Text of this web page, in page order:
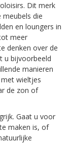
Dit merk
die
en loungers in
meer
denken over de
u bijvoorbeeld
manieren
wieltjes
de zon of
Gaat u voor
maken is, of